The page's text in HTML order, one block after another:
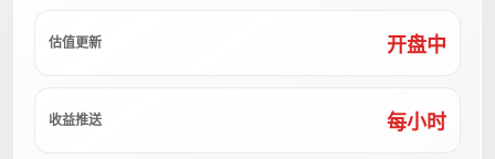
估值更新 开盘中
收益推送 每小时